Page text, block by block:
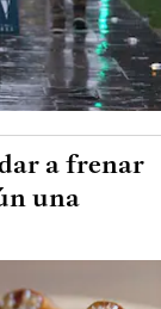
a frenar
una